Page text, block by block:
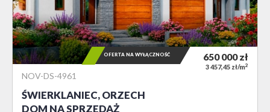
NOV-DS-4961
ŚWIERKLANIEC, ORZECH
DOM NA SPRZEDAŻ
650 000zł
3 457,45 zł/m2
OFERTA NA WYŁĄCZNOŚĆ